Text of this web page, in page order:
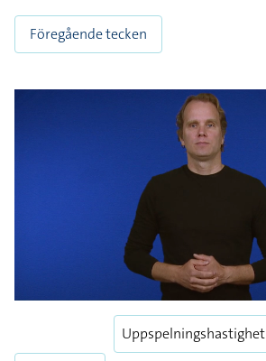
Föregående tecken
Uppspelningshastighet